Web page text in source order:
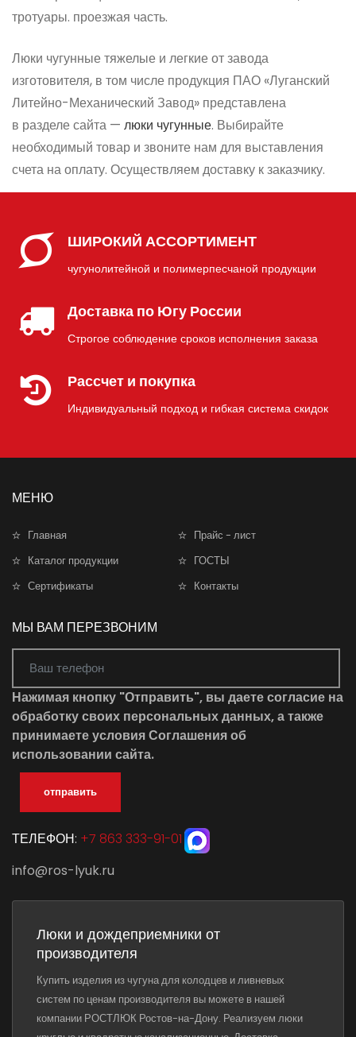
тротуары. проезжая часть.
Люки чугунные тяжелые и легкие от завода
изготовителя, в том числе продукция ПАО «Луганский
Литейно-Механический Завод» представлена
в разделе сайта — люки чугунные. Выбирайте
необходимый товар и звоните нам для выставления
счета на оплату. Осуществляем доставку к заказчику.
ШИРОКИЙ АССОРТИМЕНТ
чугунолитейной и полимерпесчаной продукции
Доставка по Югу России
Строгое соблюдение сроков исполнения заказа
Рассчет и покупка
Индивидуальный подход и гибкая система скидок
МЕНЮ
Главная
Прайс - лист
Каталог продукции
ГОСТЫ
Сертификаты
Контакты
МЫ ВАМ ПЕРЕЗВОНИМ
Нажимая кнопку "Отправить", вы даете согласие на
обработку своих персональных данных, а также
принимаете условияСоглашения об
использовании сайта.
отправить
ТЕЛЕФОН: +7 863 333-91-01
info@ros-lyuk.ru
Люки и дождеприемники от
производителя
Купить изделия из чугуна для колодцев и ливневых
систем по ценам производителя вы можете в нашей
компании РОСТЛЮК Ростов-на-Дону. Реализуем люки